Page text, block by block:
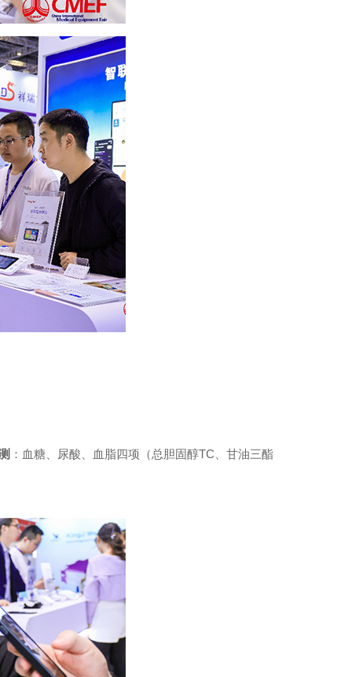
：血糖、尿酸、血脂四项（总胆固醇TC、甘油三酯